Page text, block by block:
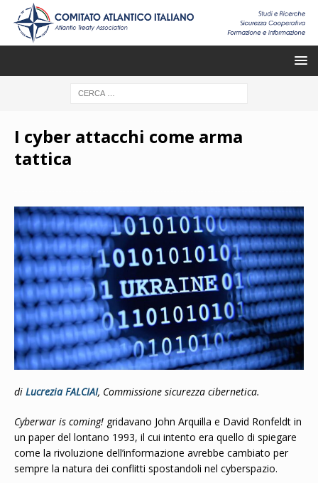
I cyber attacchi come arma
tattica
di Lucrezia FALCIAI, Commissione sicurezza cibernetica.
Cyberwar is coming! gridavano John Arquilla e David Ronfeldt in
un paper del lontano 1993, il cui intento era quello di spiegare
come la rivoluzione dell’informazione avrebbe cambiato per
sempre la natura dei conflitti spostandoli nel cyberspazio.